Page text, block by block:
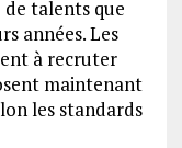
talents que
années. Les
à recruter
maintenant
les standards